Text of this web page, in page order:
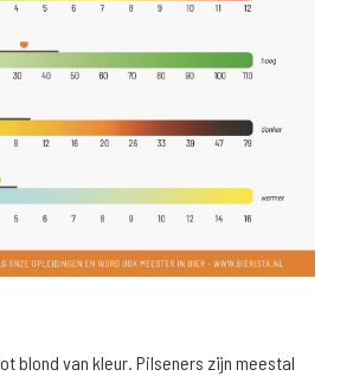
blond van kleur. Pilseners zijn meestal